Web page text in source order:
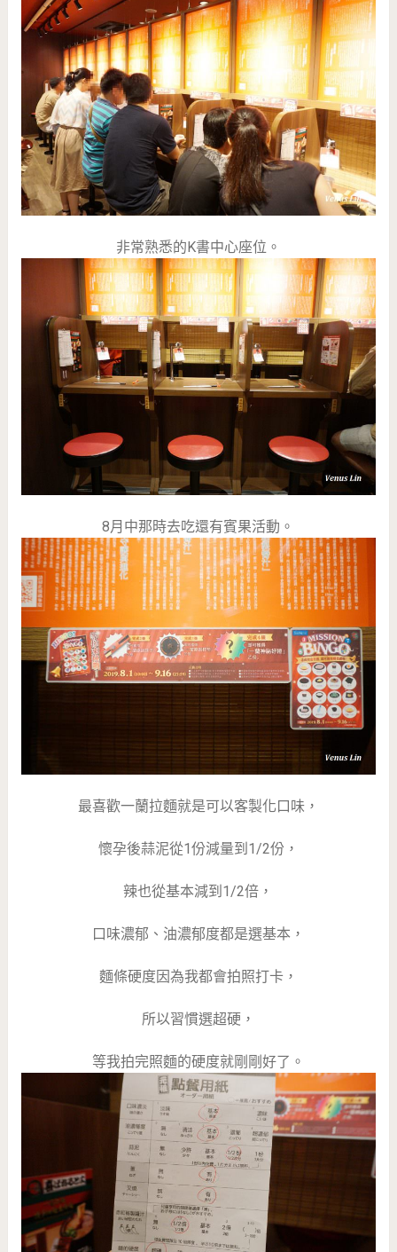
非常熟悉的K書中心座位。
8月中那時去吃還有賓果活動。
最喜歡一蘭拉麵就是可以客製化口味，
懷孕後蒜泥從1份減量到1/2份，
辣也從基本減到1/2倍，
口味濃郁、油濃郁度都是選基本，
麵條硬度因為我都會拍照打卡，
所以習慣選超硬，
等我拍完照麵的硬度就剛剛好了。